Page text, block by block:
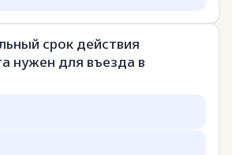
срок действия
нужен для въезда в